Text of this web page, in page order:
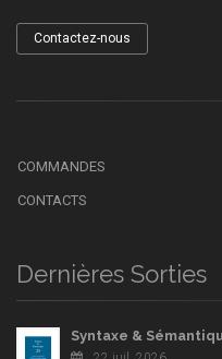
Contactez-nous
COMMANDES
CONTACTS
Dernières Sorties
Syntaxe &